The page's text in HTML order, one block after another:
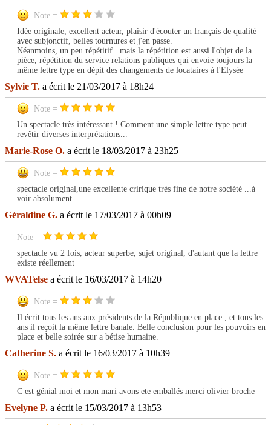
Note =
Idée originale, excellent acteur, plaisir d'écouter un français de qualité
avec subjonctif, belles tournures et j'en passe.
Néanmoins, un peu répétitif...mais la répétition est aussi l'objet de la
pièce, répétition du service relations publiques qui envoie toujours la
même lettre type en dépit des changements de locataires à l'Elysée
Sylvie T. a écrit le 21/03/2017 à 18h24
Note =
Un spectacle très intéressant ! Comment une simple lettre type peut
revêtir diverses interprétations...
Marie-Rose O. a écrit le 18/03/2017 à 23h25
Note =
spectacle original,une excellente cririque très fine de notre société ...à
voir absolument
Géraldine G. a écrit le 17/03/2017 à 00h09
Note =
spectacle vu 2 fois, acteur superbe, sujet original, d'autant que la lettre
existe réellement
WVATelse a écrit le 16/03/2017 à 14h20
Note =
Il écrit tous les ans aux présidents de la République en place , et tous les
ans il reçoit la même lettre banale. Belle conclusion pour les pouvoirs en
place et belle soirée sur a bétise humaine.
Catherine S. a écrit le 16/03/2017 à 10h39
Note =
C est génial moi et mon mari avons ete emballés merci olivier broche
Evelyne P. a écrit le 15/03/2017 à 13h53